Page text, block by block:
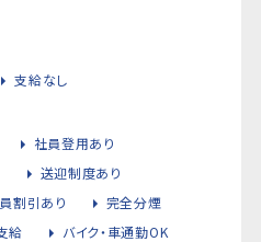
支給なし
社員登用あり
送迎制度あり
割引あり
完全分煙
給
バイク・車通勤OK